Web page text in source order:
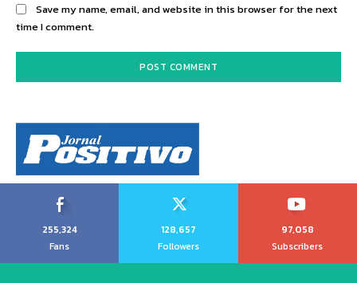
Save my name, email, and website in this browser for the next
time I comment.
255,324
Fans
128,657
Followers
97,058
Subscribers